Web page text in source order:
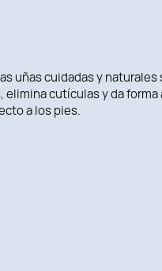
uñas cuidadas y
cutículas y da forma
a los pies.